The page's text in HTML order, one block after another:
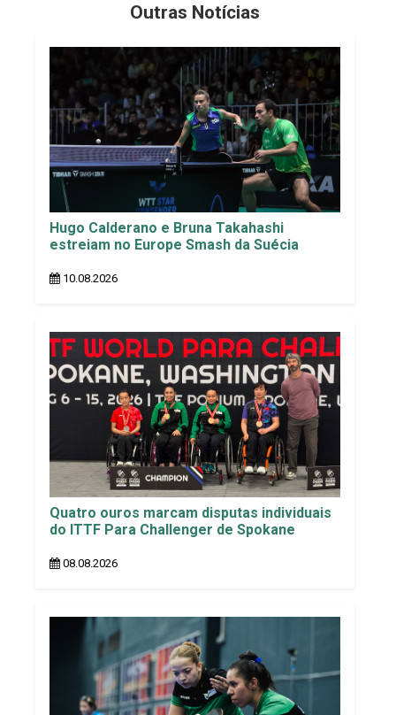
Outras Notícias
Hugo Calderano e Bruna Takahashi
estreiam no Europe Smash da Suécia
10.08.2026
Quatro ouros marcam disputas individuais
do ITTF Para Challenger de Spokane
08.08.2026